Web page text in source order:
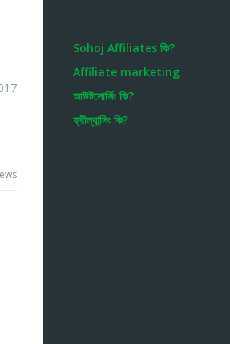
Sohoj Affiliates কি?
Affiliate marketing
আউটসোর্সিং কি?
ফ্রীল্যান্সিং কি?